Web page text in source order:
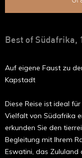
Best of Südafrika,
Auf eigene Faust zu
Kapstadt
Diese Reise ist ideal
Vielfalt von Südafrika
erkunden Sie den
Begleitung mit Ihrem
Eswatini, das Zululand